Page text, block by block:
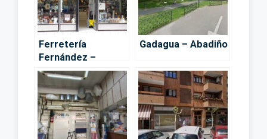
Ferretería
Fernández –
Basauri
Gadagua – Abadiño